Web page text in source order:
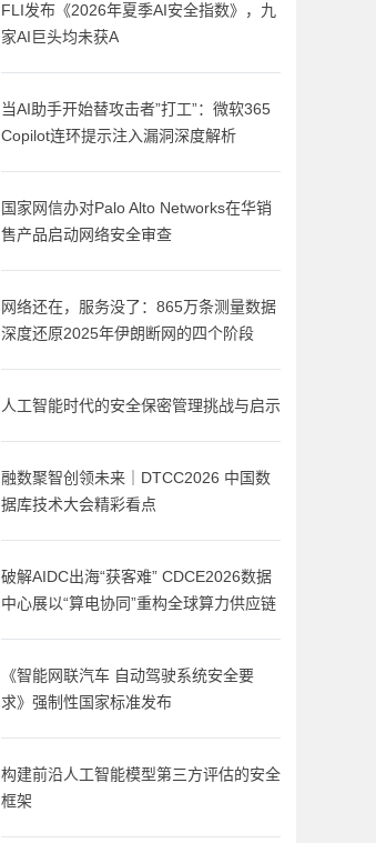
FLI发布《2026年夏季AI安全指数》，九
家AI巨头均未获A
当AI助手开始替攻击者”打工”：微软365
Copilot连环提示注入漏洞深度解析
国家网信办对Palo Alto Networks在华销
售产品启动网络安全审查
网络还在，服务没了：865万条测量数据
深度还原2025年伊朗断网的四个阶段
人工智能时代的安全保密管理挑战与启示
融数聚智创领未来｜DTCC2026 中国数
据库技术大会精彩看点
破解AIDC出海“获客难” CDCE2026数据
中心展以“算电协同”重构全球算力供应链
《智能网联汽车 自动驾驶系统安全要
求》强制性国家标准发布
构建前沿人工智能模型第三方评估的安全
框架